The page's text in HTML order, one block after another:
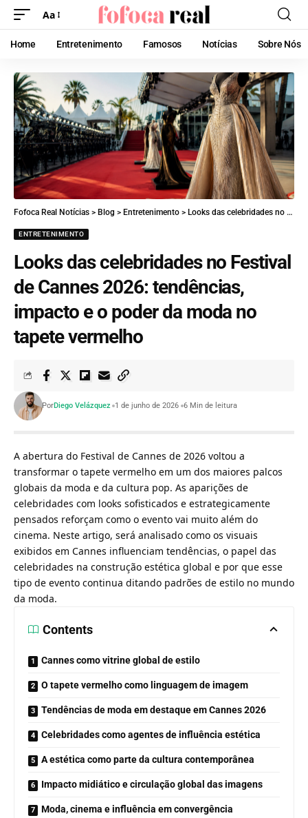
Aa
Home Entretenimento Famosos Notícias Sobre Nós
Fofoca Real Notícias > Blog > Entretenimento > Looks das celebridades no Festival de Cannes 2026: tendências, impacto e o poder da moda no tapete vermelho
ENTRETENIMENTO
Looks das celebridades no Festival
de Cannes 2026: tendências,
impacto e o poder da moda no
tapete vermelho
PorDiego Velázquez 1 de junho de 2026 6 Min de leitura
A abertura do Festival de Cannes de 2026 voltou a
transformar o tapete vermelho em um dos maiores palcos
globais da moda e da cultura pop. As aparições de
celebridades com looks sofisticados e estrategicamente
pensados reforçam como o evento vai muito além do
cinema. Neste artigo, será analisado como os visuais
exibidos em Cannes influenciam tendências, o papel das
celebridades na construção estética global e por que esse
tipo de evento continua ditando padrões de estilo no mundo
da moda.
Contents
Cannes como vitrine global de estilo
O tapete vermelho como linguagem de imagem
Tendências de moda em destaque em Cannes 2026
Celebridades como agentes de influência estética
A estética como parte da cultura contemporânea
Impacto midiático e circulação global das imagens
Moda, cinema e influência em convergência